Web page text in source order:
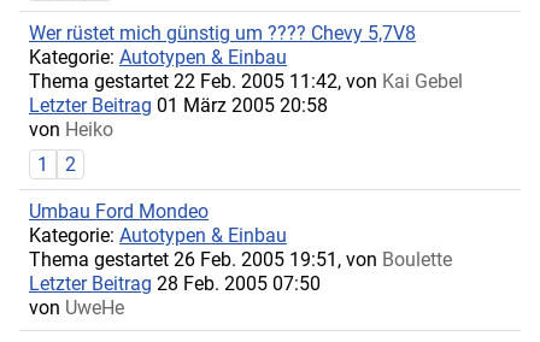
Wer rüstet mich günstig um ???? Chevy 5,7V8
Kategorie: Autotypen & Einbau
Thema gestartet 22 Feb. 2005 11:42, von Kai Gebel
Letzter Beitrag 01 März 2005 20:58
von Heiko
1
2
Umbau Ford Mondeo
Kategorie: Autotypen & Einbau
Thema gestartet 26 Feb. 2005 19:51, von Boulette
Letzter Beitrag 28 Feb. 2005 07:50
von UweHe